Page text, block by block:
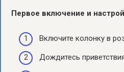
Первое включение и
Включите колонку в
Дождитесь